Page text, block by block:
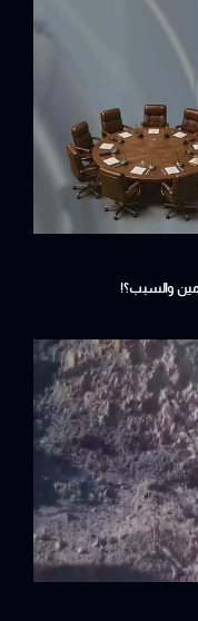
والسبب؟!